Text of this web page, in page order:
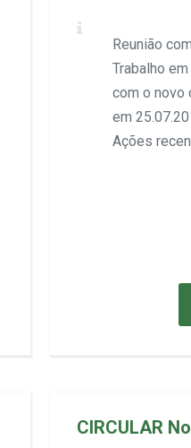
Reunião
Trabalho
com o novo
em
Ações
CIRCULAR